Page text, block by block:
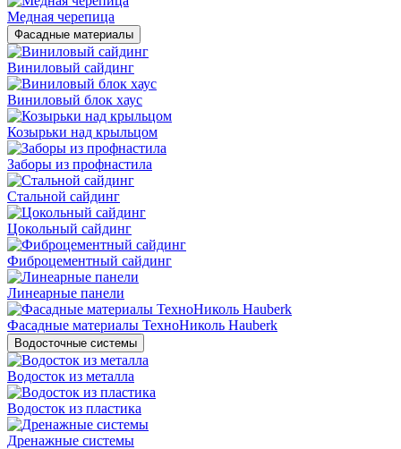
Медная черепица
Фасадные материалы
Виниловый сайдинг
Виниловый блок хаус
Козырьки над крыльцом
Заборы из профнастила
Стальной сайдинг
Цокольный сайдинг
Фиброцементный сайдинг
Линеарные панели
Фасадные материалы ТехноНиколь Hauberk
Водосточные системы
Водосток из металла
Водосток из пластика
Дренажные системы